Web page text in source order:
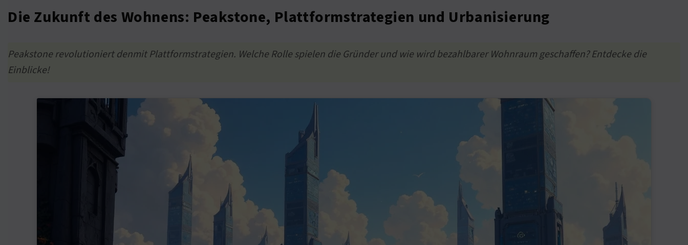
Die Zukunft des Wohnens: Peakstone, Plattformstrategien und Urbanisierung
Peakstone revolutioniert denmit Plattformstrategien. Welche Rolle spielen die Gründer und wie wird bezahlbarer Wohnraum geschaffen? Entdecke die
Einblicke!